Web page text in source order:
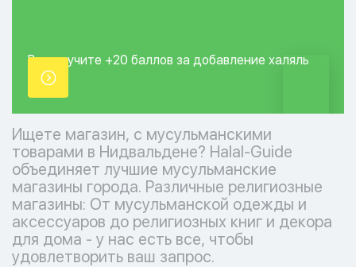
Вы получите +20 баллов за добавление халяль
точки.
Ищете магазин, с мусульманскими
товарами в Нидвальдене? Halal-Guide
объединяет лучшие мусульманские
магазины города. Различные религиозные
магазины: От мусульманской одежды и
аксессуаров до религиозных книг и декора
для дома - у нас есть все, чтобы
удовлетворить ваш запрос.